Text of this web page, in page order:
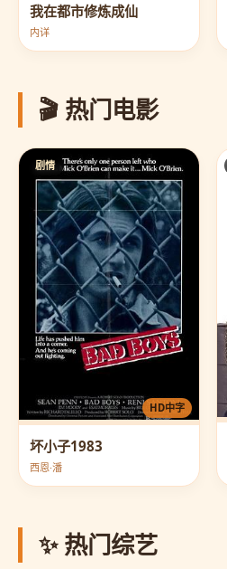
我在都市修炼成仙
内详
🎬 热门电影
剧情
HD中字
坏小子1983
西恩·潘
✨ 热门综艺